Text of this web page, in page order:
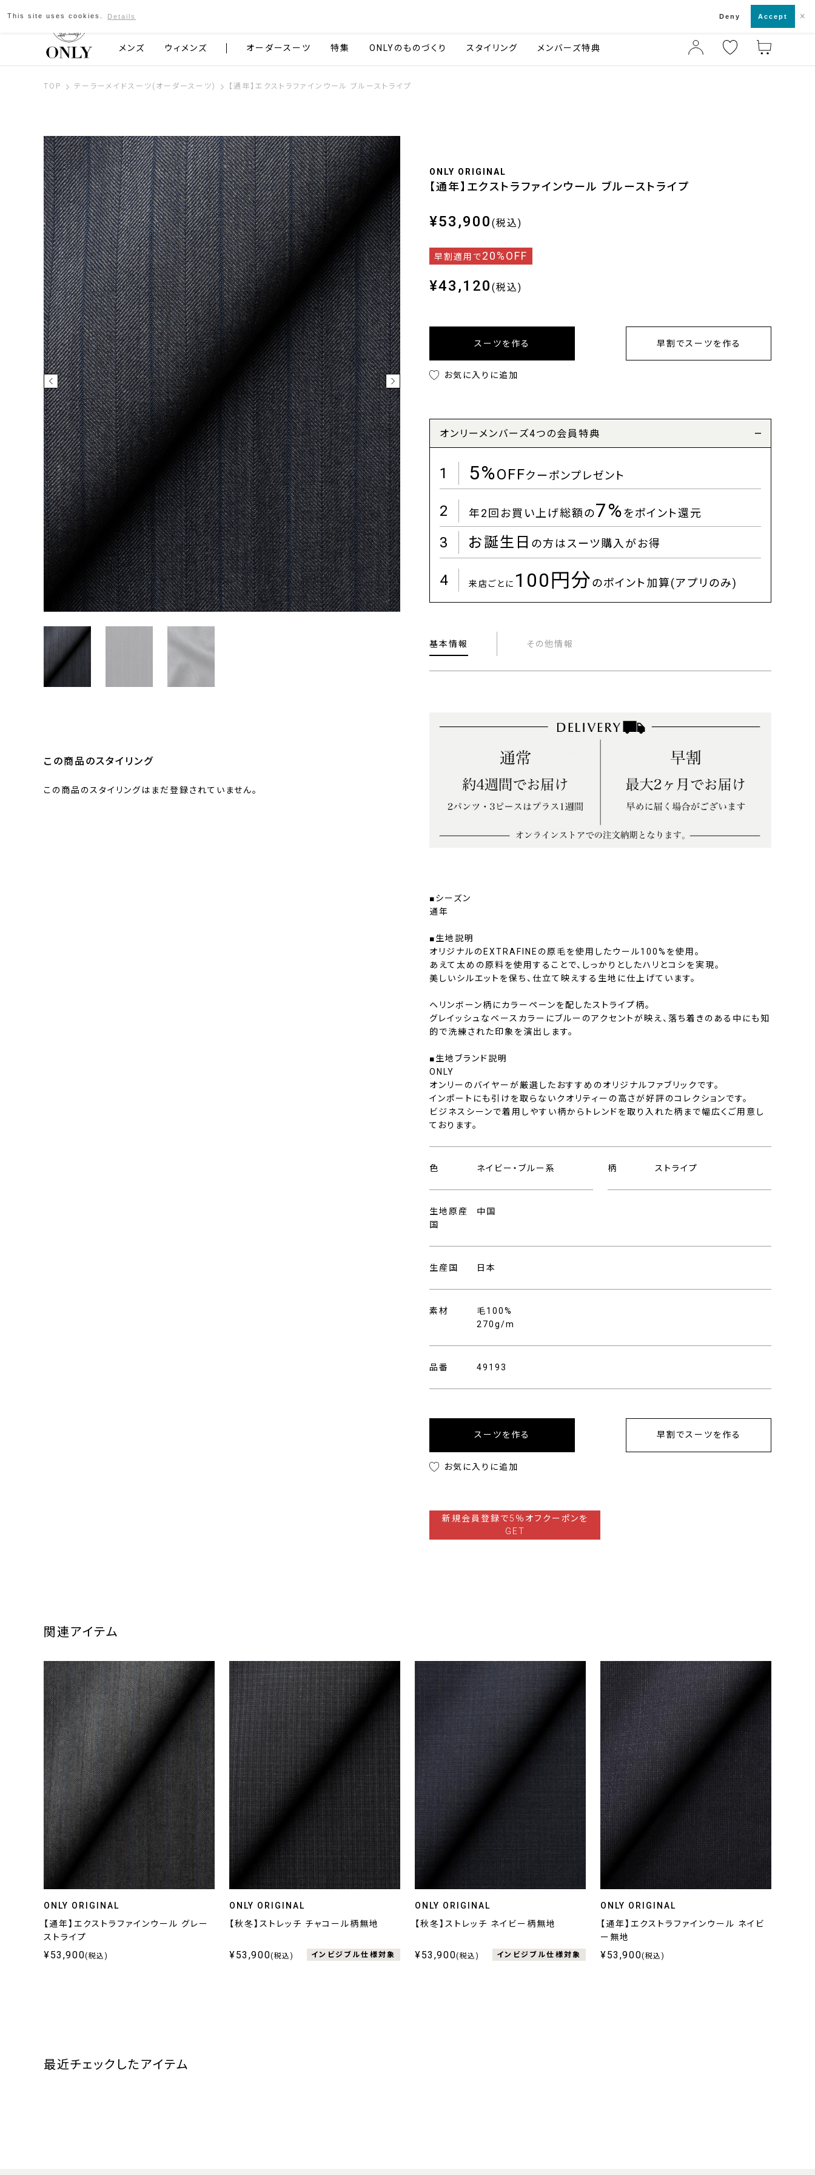
京都発のスーツブランド ONLY
メンズ ウィメンズ オーダースーツ 特集 ONLYのものづくり スタイリング メンバーズ特典
TOP テーラーメイドスーツ(オーダースーツ) 【通年】エクストラファインウール ブルーストライプ
ONLY ORIGINAL
【通年】エクストラファインウール ブルーストライプ
¥53,900 (税込)
早割適用で20%OFF
¥43,120 (税込)
スーツを作る 早割でスーツを作る
お気に入りに追加
オンリーメンバーズ4つの会員特典
1 5%OFFクーポンプレゼント
2 年2回お買い上げ総額の7%をポイント還元
3 お誕生日 の方はスーツ購入がお得
4 来店ごとに 100円分のポイント加算(アプリのみ)
基本情報 その他情報
■シーズン
通年
■生地説明
オリジナルのEXTRAFINEの原毛を使用したウール100%を使用。
あえて太めの原料を使用することで、しっかりとしたハリとコシを実現。
美しいシルエットを保ち、仕立て映えする生地に仕上げています。
ヘリンボーン柄にカラーペーンを配したストライプ柄。
グレイッシュなベースカラーにブルーのアクセントが映え、落ち着きのある中にも知
的で洗練された印象を演出します。
■生地ブランド説明
ONLY
オンリーのバイヤーが厳選したおすすめのオリジナルファブリックです。
インポートにも引けを取らないクオリティーの高さが好評のコレクションです。
ビジネスシーンで着用しやすい柄からトレンドを取り入れた柄まで幅広くご用意し
ております。
色 ネイビー・ブルー系 柄 ストライプ
生地原産
国
中国
生産国 日本
素材
毛100%
270g/m
品番 49193
スーツを作る 早割でスーツを作る
お気に入りに追加
新規会員登録で5％オフクーポンを
GET
この商品のスタイリング
この商品のスタイリングはまだ登録されていません。
関連アイテム
ONLY ORIGINAL
【通年】エクストラファインウール グレー
ストライプ
¥53,900(税込)
ONLY ORIGINAL
【秋冬】ストレッチ チャコール柄無地
¥53,900(税込) インビジブル仕様対象
ONLY ORIGINAL
【秋冬】ストレッチ ネイビー柄無地
¥53,900(税込) インビジブル仕様対象
ONLY ORIGINAL
【通年】エクストラファインウール ネイビ
ー無地
¥53,900(税込)
最近チェックしたアイテム
This site uses cookies. Details Deny Accept ×